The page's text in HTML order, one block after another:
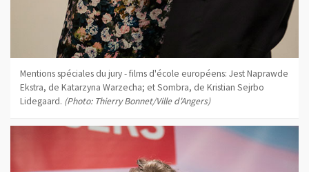
Mentions spéciales du jury - films d'école européens: Jest Naprawde
Ekstra, de Katarzyna Warzecha; et Sombra, de Kristian Sejrbo
Lidegaard. (Photo: Thierry Bonnet/Ville d'Angers)